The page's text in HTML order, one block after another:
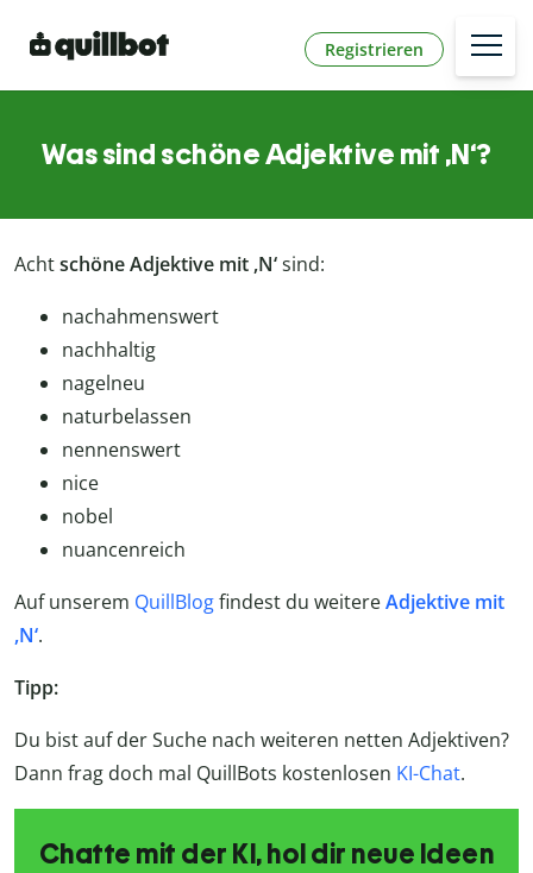
Registrieren
Was sind schöne Adjektive mit ,N‘?
Achtschöne Adjektive mit ,N‘sind:
nach­ah­mens­wert
nachhaltig
nagelneu
naturbelassen
nen­nens­wert
nice
nobel
nu­an­cen­reich
Auf unserem QuillBlogfindest du weitereAdjektive mit
,N‘.
Tipp:
Du bist auf der Suche nach weiteren netten Adjektiven?
Dann frag doch mal QuillBots kostenlosen KI-Chat.
Chatte mit der KI, hol dir neue Ideen